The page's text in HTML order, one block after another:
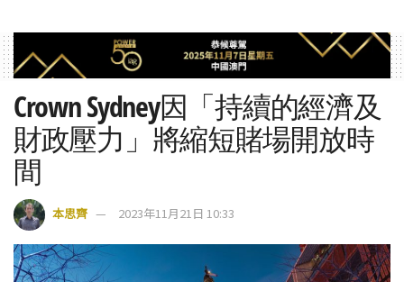
Crown Sydney因「持續的經濟及
財政壓力」將縮短賭場開放時
間
本思齊 2023年11月21日 10:33